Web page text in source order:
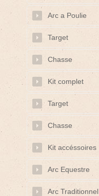
Arc a Poulie
Target
Chasse
Kit complet
Target
Chasse
Kit accéssoires
Arc Equestre
Arc Traditionnel